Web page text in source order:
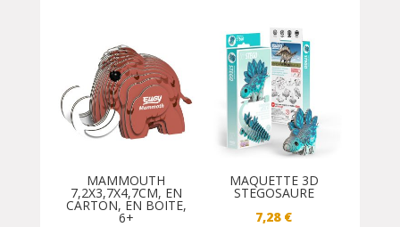
MAMMOUTH
7,2X3,7X4,7CM, EN
CARTON, EN BOITE,
6+
MAQUETTE 3D
STEGOSAURE
7,28 €